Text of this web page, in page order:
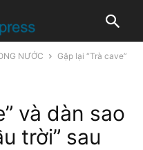
NƯỚC
Gặp lại “Trà cave”
và dàn sao
trời” sau